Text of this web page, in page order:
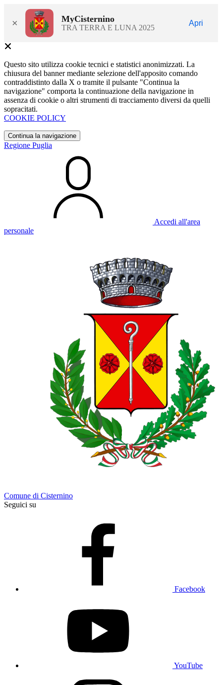
× MyCisternino
TRA TERRA E LUNA 2025
Apri
Questo sito utilizza cookie tecnici e statistici anonimizzati. La
chiusura del banner mediante selezione dell'apposito comando
contraddistinto dalla X o tramite il pulsante "Continua la
navigazione" comporta la continuazione della navigazione in
assenza di cookie o altri strumenti di tracciamento diversi da quelli
sopracitati.
COOKIE POLICY
Continua la navigazione
Regione Puglia
Accedi all'area
personale
Comune di Cisternino
Seguici su
Facebook
YouTube